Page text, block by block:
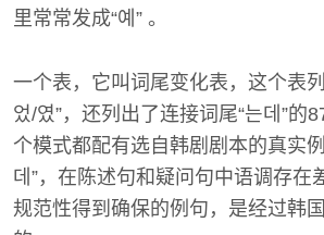
里常常发成“예” 。
一个表，它叫词尾变化表，这个表
었/였”，还列出了连接词尾“는데”的
个模式都配有选自韩剧剧本的真实
데”，在陈述句和疑问句中语调存在
规范性得到确保的例句，是经过韩